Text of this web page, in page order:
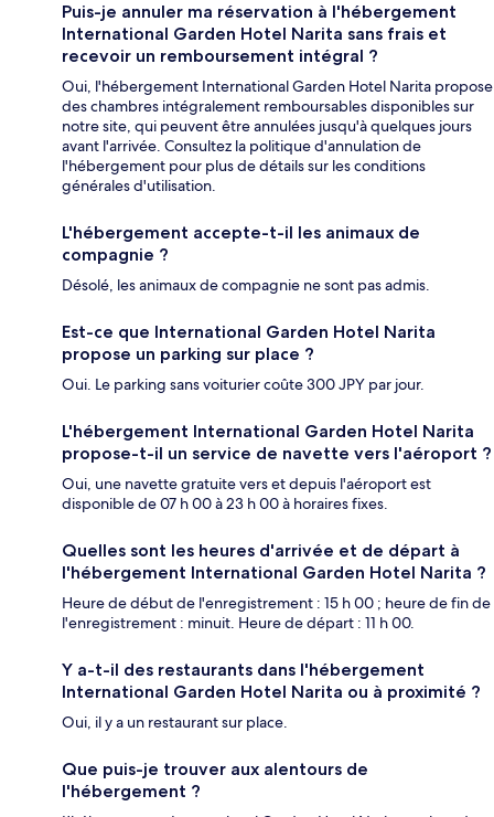
Puis-je annuler ma réservation à l'hébergement
International Garden Hotel Narita sans frais et
recevoir un remboursement intégral ?
Oui, l'hébergement International Garden Hotel Narita propose
des chambres intégralement remboursables disponibles sur
notre site, qui peuvent être annulées jusqu'à quelques jours
avant l'arrivée. Consultez la politique d'annulation de
l'hébergement pour plus de détails sur les conditions
générales d'utilisation.
L'hébergement accepte-t-il les animaux de
compagnie ?
Désolé, les animaux de compagnie ne sont pas admis.
Est-ce que International Garden Hotel Narita
propose un parking sur place ?
Oui. Le parking sans voiturier coûte 300 JPY par jour.
L'hébergement International Garden Hotel Narita
propose-t-il un service de navette vers l'aéroport ?
Oui, une navette gratuite vers et depuis l'aéroport est
disponible de 07 h 00 à 23 h 00 à horaires fixes.
Quelles sont les heures d'arrivée et de départ à
l'hébergement International Garden Hotel Narita ?
Heure de début de l'enregistrement : 15 h 00 ; heure de fin de
l'enregistrement : minuit. Heure de départ : 11 h 00.
Y a-t-il des restaurants dans l'hébergement
International Garden Hotel Narita ou à proximité ?
Oui, il y a un restaurant sur place.
Que puis-je trouver aux alentours de
l'hébergement ?